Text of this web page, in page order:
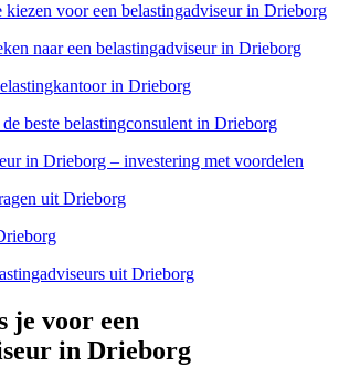
kiezen voor een belastingadviseur in Drieborg
naar een belastingadviseur in Drieborg
in Drieborg
beste belastingconsulent in Drieborg
in Drieborg – investering met voordelen
uit Drieborg
uit Drieborg
je voor een
in Drieborg